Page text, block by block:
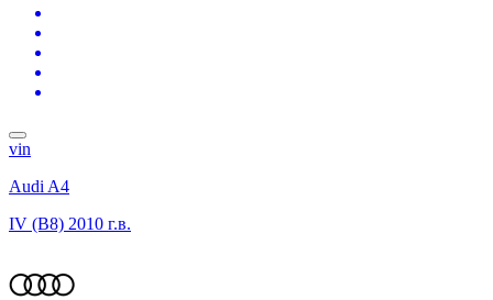
vin
Audi A4
IV (B8) 2010 г.в.